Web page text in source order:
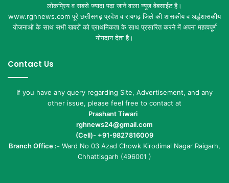
लोकप्रिय व सबसे ज्यादा पढ़ा जाने वाला न्यूज वेबसाईट है।
www.rghnews.com पूरे छत्तीसगढ़ प्रदेश व रायगढ़ जिले की शासकीय व अर्द्धशासकीय
योजनाओं के साथ सभी खबरों को प्राथमिकता के साथ प्रसारित करने में अपना महत्वपूर्ण
योगदान देता है।
Contact Us
If you have any query regarding Site, Advertisement, and any
other issue, please feel free to contact at
Prashant Tiwari
rghnews24@gmail.com
(Cell)- +91-9827816009
Branch Office :- Ward No 03 Azad Chowk Kirodimal Nagar Raigarh,
Chhattisgarh (496001 )